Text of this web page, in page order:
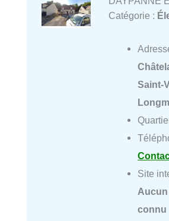
Catégorie :
Saint-
Site
connu